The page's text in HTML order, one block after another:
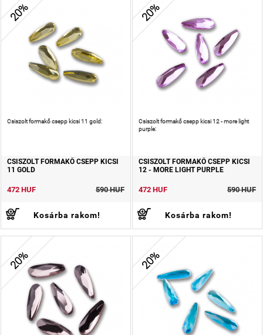
20%
Csiszolt formakő csepp kicsi 11 gold:
CSISZOLT FORMAKŐ CSEPP KICSI
11 GOLD
472 HUF 590 HUF
Kosárba rakom!
20%
Csiszolt formakő csepp kicsi 12 - more light
purple:
CSISZOLT FORMAKŐ CSEPP KICSI
12 - MORE LIGHT PURPLE
472 HUF 590 HUF
Kosárba rakom!
20% 20%